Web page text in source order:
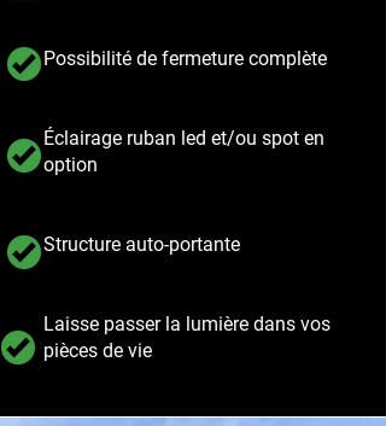
Possibilité de fermeture complète
Éclairage ruban led et/ou spot en
option
Structure auto-portante
Laisse passer la lumière dans vos
pièces de vie